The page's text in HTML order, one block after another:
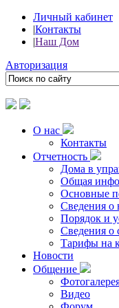
Личный кабинет
|Контакты
|Наш Дом
Авторизация
О нас
Контакты
Отчетность
Дома в
Общая
Основные
Сведения о
Порядок и
Сведения о
Тарифы на
Новости
Общение
Видео